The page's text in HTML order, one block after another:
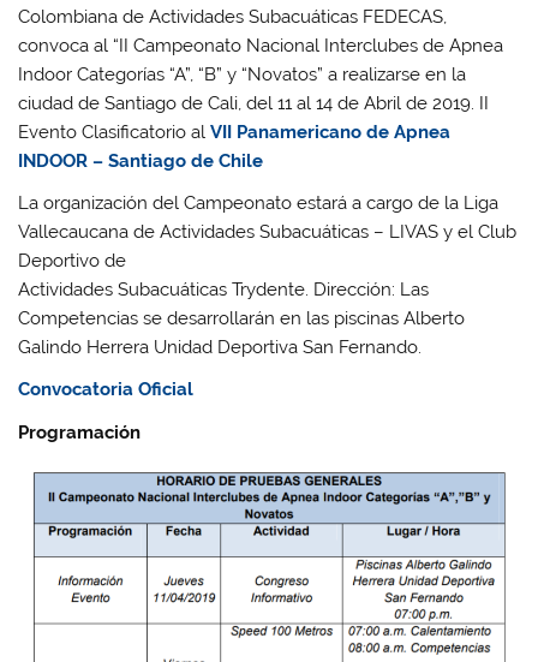
Colombiana de Actividades Subacuáticas FEDECAS,
convoca al “II Campeonato Nacional Interclubes de Apnea
Indoor Categorías “A”, “B” y “Novatos” a realizarse en la
ciudad de Santiago de Cali, del 11 al 14 de Abril de 2019. II
Evento Clasificatorio alVII Panamericano de Apnea
INDOOR – Santiago de Chile
La organización del Campeonato estará a cargo de la Liga
Vallecaucana de Actividades Subacuáticas – LIVAS y el Club
Deportivo de
Actividades Subacuáticas Trydente. Dirección: Las
Competencias se desarrollarán en las piscinas Alberto
Galindo Herrera Unidad Deportiva San Fernando.
Convocatoria Oficial
Programación